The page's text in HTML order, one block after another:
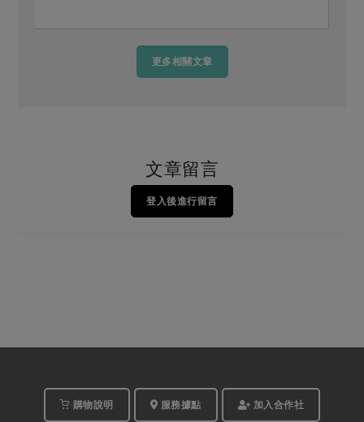
更多相關文章
文章留言
登入後進行留言
購物說明 服務據點 加入合作社